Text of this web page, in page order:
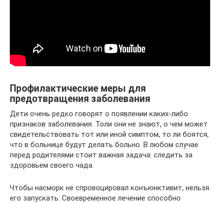
Профилактические меры для
предотвращения заболевания
Дети очень редко говорят о появлении каких-либо
признаков заболевания. Толи они не знают, о чем может
свидетельствовать тот или иной симптом, то ли боятся,
что в больнице будут делать больно. В любом случае
перед родителями стоит важная задача: следить за
здоровьем своего чада.
Чтобы насморк не спровоцировал конъюнктивит, нельзя
его запускать. Своевременное лечение способно